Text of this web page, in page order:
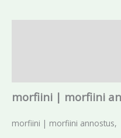
morfiini | morfiini
morfiini | morfiini annostus,